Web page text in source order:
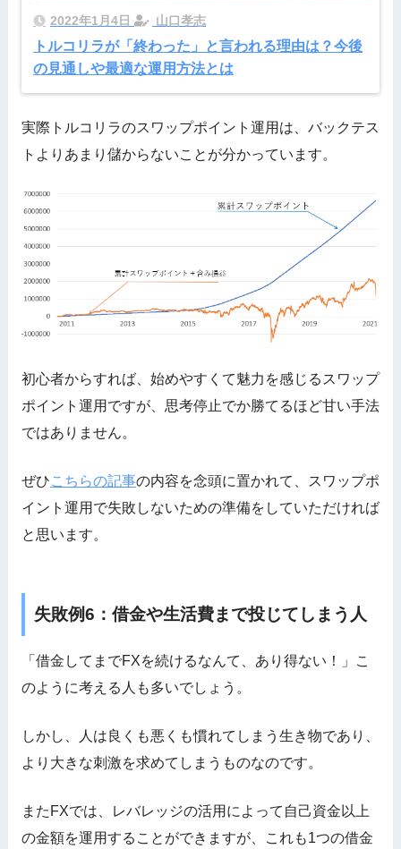
2022年1月4日 山口孝志
トルコリラが「終わった」と言われる理由は？今後
の見通しや最適な運用方法とは
実際トルコリラのスワップポイント運用は、バックテス
トよりあまり儲からないことが分かっています。
初心者からすれば、始めやすくて魅力を感じるスワップ
ポイント運用ですが、思考停止でか勝てるほど甘い手法
ではありません。
ぜひこちらの記事の内容を念頭に置かれて、スワップポ
イント運用で失敗しないための準備をしていただければ
と思います。
失敗例6：借金や生活費まで投じてしまう人
「借金してまでFXを続けるなんて、あり得ない！」こ
のように考える人も多いでしょう。
しかし、人は良くも悪くも慣れてしまう生き物であり、
より大きな刺激を求めてしまうものなのです。
またFXでは、レバレッジの活用によって自己資金以上
の金額を運用することができますが、これも1つの借金